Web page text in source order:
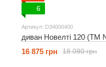
6
Артикул: D34000400
диван Новелті 120 (ТМ
18 090 грн
16 875 грн